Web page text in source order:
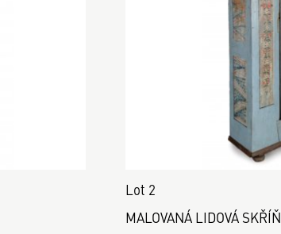
Lot 2
MALOVANÁ LIDOVÁ SKŘÍŇ